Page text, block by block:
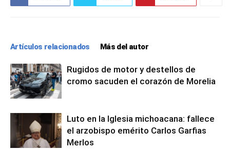
Artículos relacionados Más del autor
Rugidos de motor y destellos de
cromo sacuden el corazón de Morelia
Luto en la Iglesia michoacana: fallece
el arzobispo emérito Carlos Garfias
Merlos